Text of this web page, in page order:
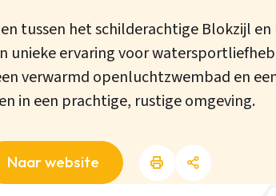
tussen het schilderachtige Blokzijl
unieke ervaring voor
verwarmd openluchtzwembad en
in een prachtige, rustige omgeving.
Naar website